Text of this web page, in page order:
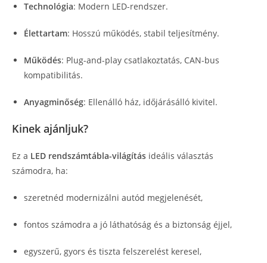
Technológia: Modern LED-rendszer.
Élettartam: Hosszú működés, stabil teljesítmény.
Működés: Plug-and-play csatlakoztatás, CAN-bus
kompatibilitás.
Anyagminőség: Ellenálló ház, időjárásálló kivitel.
Kinek ajánljuk?
Ez a LED rendszámtábla-világítás ideális választás
számodra, ha:
szeretnéd modernizálni autód megjelenését,
fontos számodra a jó láthatóság és a biztonság éjjel,
egyszerű, gyors és tiszta felszerelést keresel,